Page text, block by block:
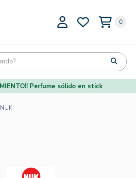
0
Perfume sólido en stick
NUK